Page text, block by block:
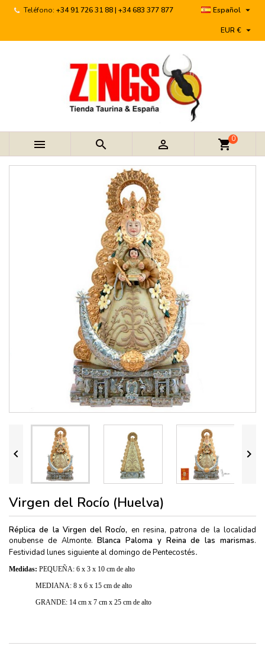
Teléfono: +34 91 726 31 88 | +34 683 377 877 Español 
EUR € 
   shopping_cart0
 
Virgen del Rocío (Huelva)
Réplica de la Virgen del Rocío, en resina, patrona de la localidad
onubense de Almonte.Blanca Paloma y Reina de las marismas.
Festividad lunes siguiente al domingo de Pentecostés.
Medidas: PEQUEÑA: 6 x 3 x 10 cm de alto
MEDIANA: 8 x 6 x 15 cm de alto
GRANDE: 14 cm x 7 cm x 25 cm de alto